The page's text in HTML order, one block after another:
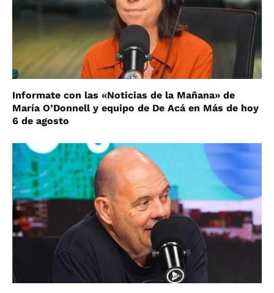
Informate con las «Noticias de la Mañana» de
María O’Donnell y equipo de De Acá en Más de hoy
6 de agosto